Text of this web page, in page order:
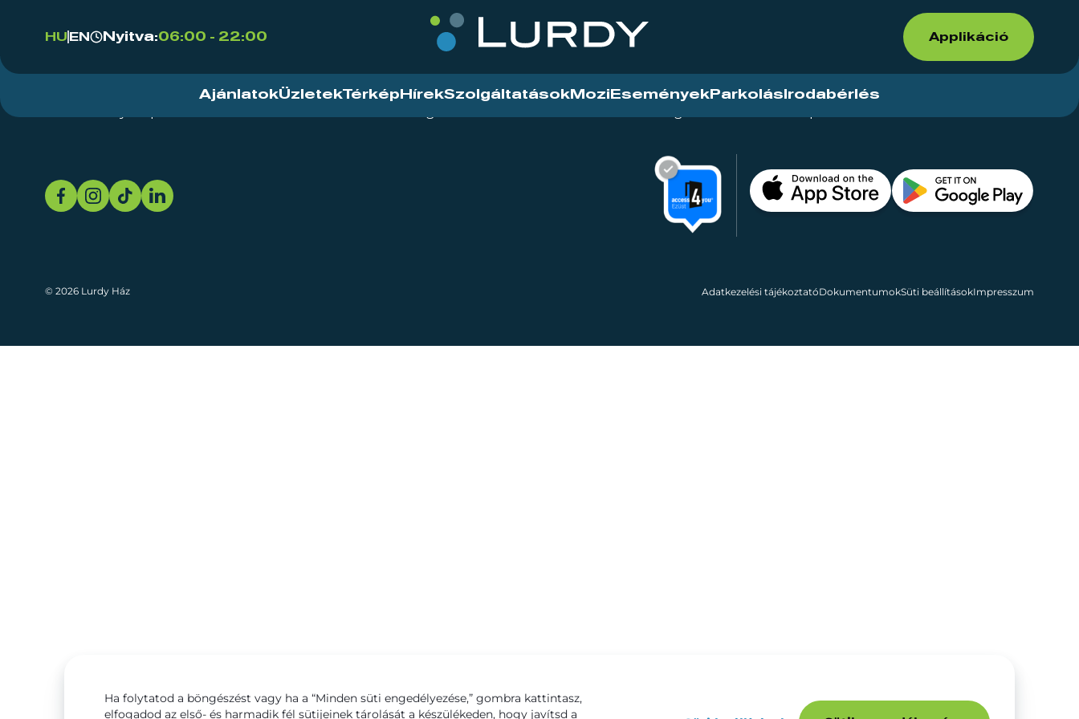
HU EN Nyitva:06:00 - 22:00 Applikáció
AjánlatokÜzletekTérkép HírekSzolgáltatások Mozi Események Parkolás Irodabérlés
© 2026 Lurdy Ház Adatkezelési tájékoztatóDokumentumokSüti beállításokImpresszum
Ha folytatod a böngészést vagy ha a “Minden süti engedélyezése,” gombra kattintasz,
elfogadod az első- és harmadik fél sütijeinek tárolását a készülékeden, hogy javítsd a